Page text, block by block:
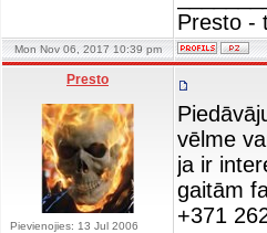
Presto -
Mon Nov 06, 2017 10:39 pm
Presto
Pievienojies: 13 Jul 2006
vēlme
ja ir
gaitām
+371